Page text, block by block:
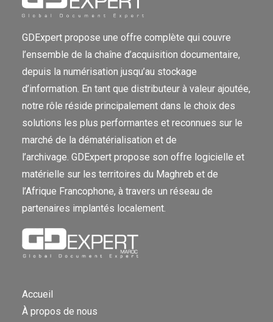
GDExpert propose une offre complète qui couvre
l’ensemble de la chaîne d’acquisition documentaire,
depuis la numérisation jusqu’au stockage
d’information. En tant que distributeur à valeur ajoutée,
notre rôle réside principalement dans le choix des
solutions les plus performantes et reconnues sur le
marché de la dématérialisation et de
l’archivage. GDExpert propose son offre logicielle et
matérielle sur les territoires du Maghreb et de
l’Afrique Francophone, à travers un réseau de
partenaires implantés localement.
Accueil
À propos de nous